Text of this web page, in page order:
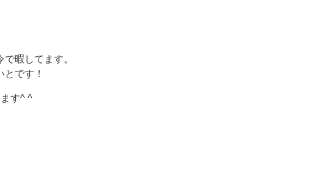
暇してます。
です！
す^ ^